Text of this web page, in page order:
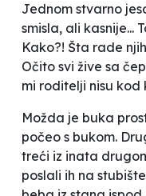
Jednom stvarno
smisla, ali kasnije...
Kako?! Šta rade
Očito svi žive sa
mi roditelji nisu kod
Možda je buka
počeo s bukom.
treći iz inata
poslali ih na